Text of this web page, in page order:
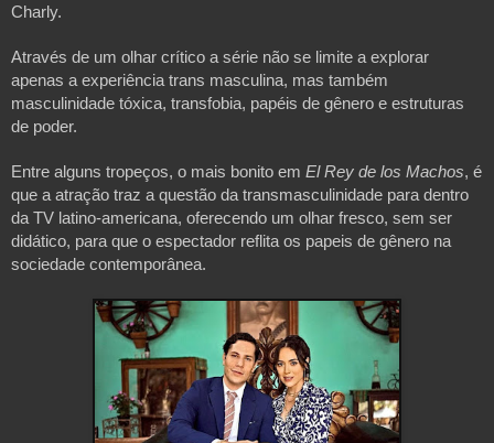
Charly.
Através de um olhar crítico a série não se limite a explorar
apenas a experiência trans masculina, mas também
masculinidade tóxica, transfobia, papéis de gênero e estruturas
de poder.
Entre alguns tropeços, o mais bonito em El Rey de los Machos, é
que a atração traz a questão da transmasculinidade para dentro
da TV latino-americana, oferecendo um olhar fresco, sem ser
didático, para que o espectador reflita os papeis de gênero na
sociedade contemporânea.